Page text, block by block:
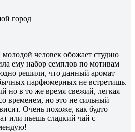
город
человек обожает студию
ему набор семплов по мотивам
решили, что данный аромат
парфюмерных не встретишь.
но в то же время свежий, легкая
временем, но это не сильный
Очень похоже, как будто
или пьешь сладкий чай с